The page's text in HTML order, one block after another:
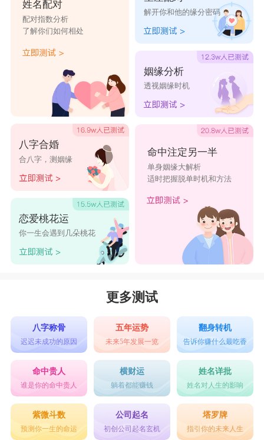
姓名配对
配对指数分析
了解你们如何相处
八字合婚
合八字，测姻缘
恋爱桃花运
你一生会遇到几朵桃花
解开你和他的缘分密码
姻缘分析
透视姻缘时机
命中注定另一半
单身姻缘大解析
适时把握脱单时机和方法
更多测试
八字称骨
迟迟未成功的原因
五年运势
未来5年发展一览
翻身转机
告诉你赚什么最吃香
命中贵人
谁是你的命中贵人
横财运
躺着都能赚钱
姓名详批
姓名对人生的影响
紫微斗数
预测你一生的命运
公司起名
初创公司起名玄机
塔罗牌
指引你的未来人生